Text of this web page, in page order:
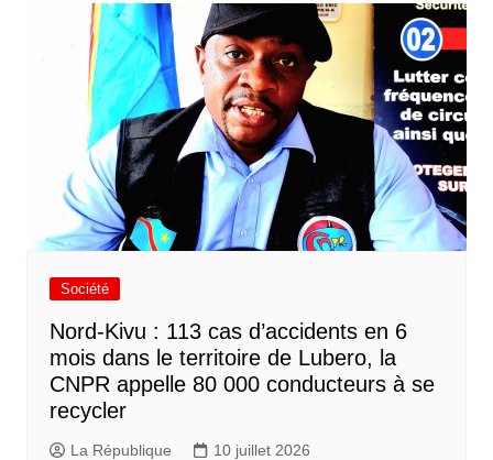
Société
Nord-Kivu : 113 cas d’accidents en 6
mois dans le territoire de Lubero, la
CNPR appelle 80 000 conducteurs à se
recycler
La République 10 juillet 2026